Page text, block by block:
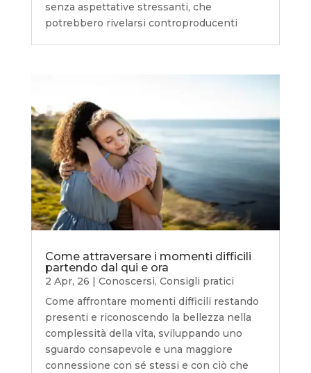
senza aspettative stressanti, che
potrebbero rivelarsi controproducenti
Come attraversare i momenti difficili
partendo dal qui e ora
2 Apr, 26 | Conoscersi, Consigli pratici
Come affrontare momenti difficili restando
presenti e riconoscendo la bellezza nella
complessità della vita, sviluppando uno
sguardo consapevole e una maggiore
connessione con sé stessi e con ciò che